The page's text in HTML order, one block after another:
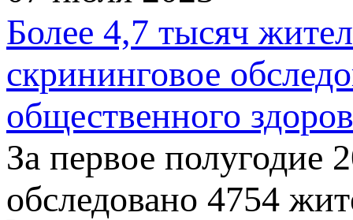
Более 4,7 тысяч
скрининговое
общественного
За первое полугодие
обследовано 4754